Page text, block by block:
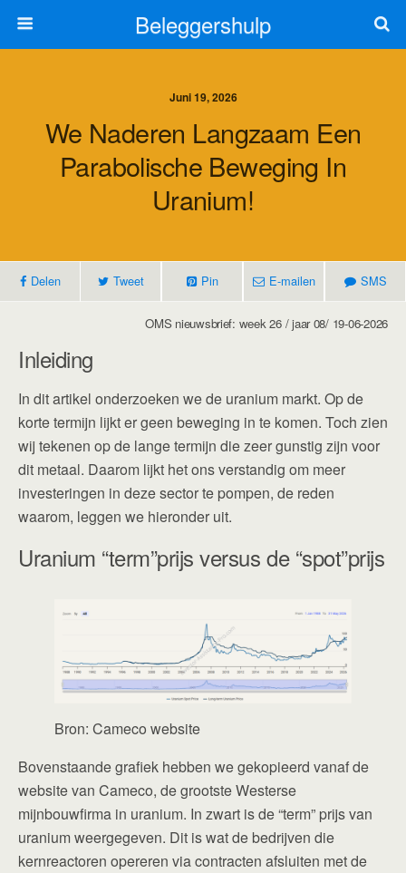
Beleggershulp
Juni 19, 2026
We Naderen Langzaam Een
Parabolische Beweging In
Uranium!
Delen Tweet Pin E-mailen SMS
OMS nieuwsbrief: week 26 / jaar 08/ 19-06-2026
Inleiding
In dit artikel onderzoeken we de uranium markt. Op de
korte termijn lijkt er geen beweging in te komen. Toch zien
wij tekenen op de lange termijn die zeer gunstig zijn voor
dit metaal. Daarom lijkt het ons verstandig om meer
investeringen in deze sector te pompen, de reden
waarom, leggen we hieronder uit.
Uranium “term”prijs versus de “spot”prijs
Bron: Cameco website
Bovenstaande grafiek hebben we gekopieerd vanaf de
website van Cameco, de grootste Westerse
mijnbouwfirma in uranium. In zwart is de “term” prijs van
uranium weergegeven. Dit is wat de bedrijven die
kernreactoren opereren via contracten afsluiten met de